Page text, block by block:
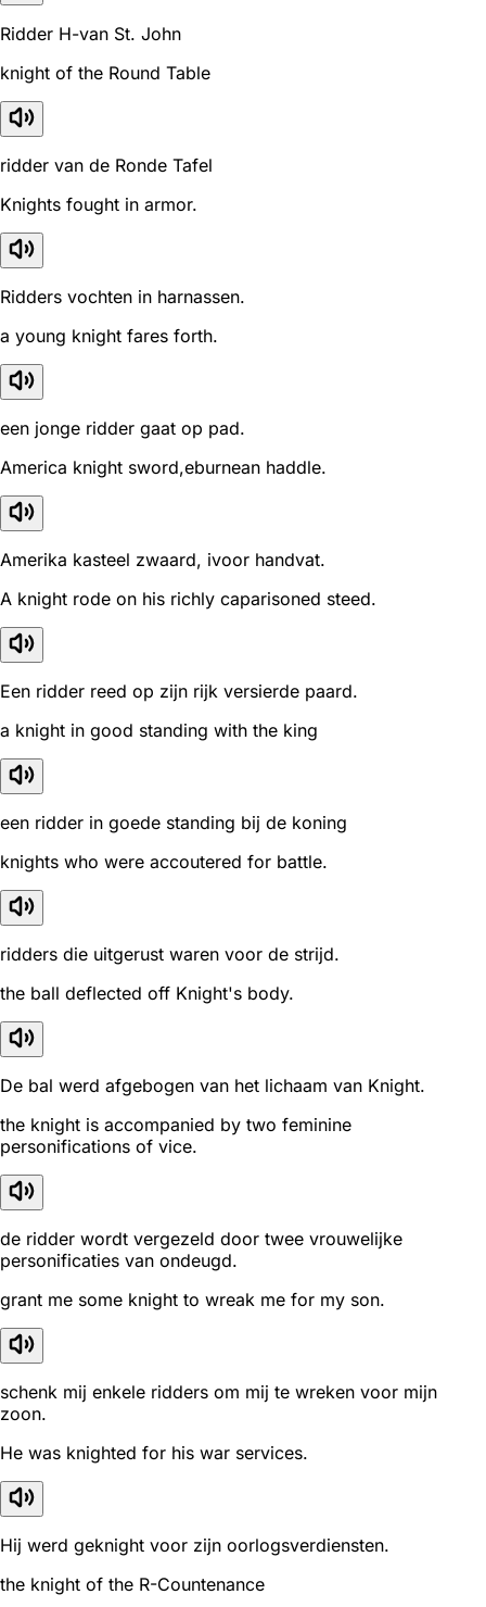
Ridder H-van St. John
knight of the Round Table
ridder van de Ronde Tafel
Knights fought in armor.
Ridders vochten in harnassen.
a young knight fares forth.
een jonge ridder gaat op pad.
America knight sword,eburnean haddle.
Amerika kasteel zwaard, ivoor handvat.
A knight rode on his richly caparisoned steed.
Een ridder reed op zijn rijk versierde paard.
a knight in good standing with the king
een ridder in goede standing bij de koning
knights who were accoutered for battle.
ridders die uitgerust waren voor de strijd.
the ball deflected off Knight's body.
De bal werd afgebogen van het lichaam van Knight.
the knight is accompanied by two feminine
personifications of vice.
de ridder wordt vergezeld door twee vrouwelijke
personificaties van ondeugd.
grant me some knight to wreak me for my son.
schenk mij enkele ridders om mij te wreken voor mijn
zoon.
He was knighted for his war services.
Hij werd geknight voor zijn oorlogsverdiensten.
the knight of the R-Countenance